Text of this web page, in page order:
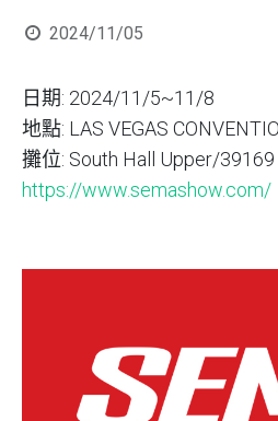
2024/11/05
日期: 2024/11/5~11/8
地點: LAS VEGAS
攤位: South Hall Upper/39169
https://www.semashow.com/